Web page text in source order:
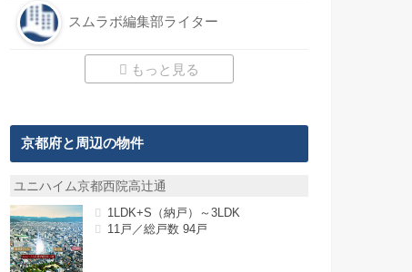
スムラボ編集部ライター
もっと見る
京都府と周辺の物件
ユニハイム京都西院高辻通
1LDK+S（納戸）～3LDK
11戸／総戸数 94戸